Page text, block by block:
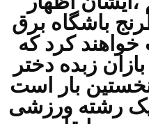
باشگاه برق
خواهند کرد که
زبده دختر
بار است
یک رشته ورزشی